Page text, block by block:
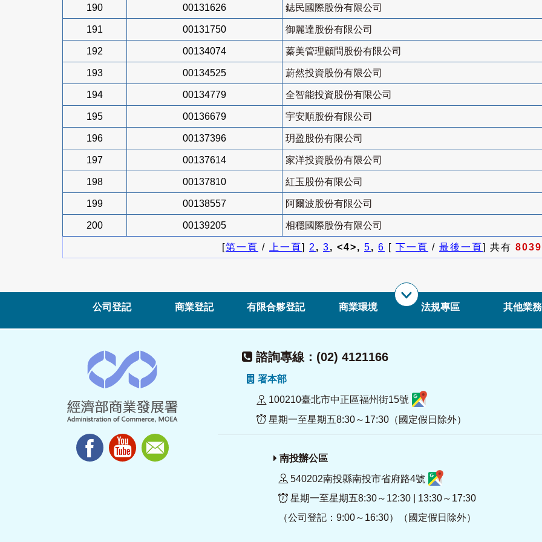
190 00131626 鋕民國際股份有限公司
191 00131750 御麗達股份有限公司
192 00134074 蓁美管理顧問股份有限公司
193 00134525 蔚然投資股份有限公司
194 00134779 全智能投資股份有限公司
195 00136679 宇安順股份有限公司
196 00137396 玥盈股份有限公司
197 00137614 家洋投資股份有限公司
198 00137810 紅玉股份有限公司
199 00138557 阿爾波股份有限公司
200 00139205 相穩國際股份有限公司
[第一頁 / 上一頁] 2, 3, <4>, 5, 6 [ 下一頁 / 最後一頁] 共有 8039
公司登記 商業登記 有限合夥登記 商業環境 法規專區 其他業務
諮詢專線：(02) 4121166
署本部
100210臺北市中正區福州街15號
星期一至星期五8:30～17:30（國定假日除外）
南投辦公區
540202南投縣南投市省府路4號
星期一至星期五8:30～12:30 | 13:30～17:30
（公司登記：9:00～16:30）（國定假日除外）